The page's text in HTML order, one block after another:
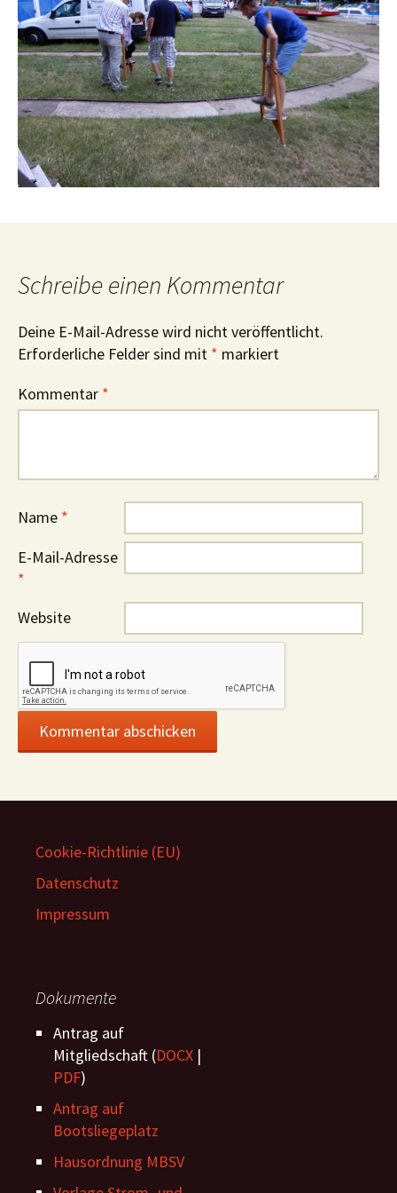
Schreibe einen Kommentar
Deine E-Mail-Adresse wird nicht veröffentlicht.
Erforderliche Felder sind mit * markiert
Kommentar *
Name *
E-Mail-Adresse
*
Website
Cookie-Richtlinie (EU)
Datenschutz
Impressum
Dokumente
Antrag auf
Mitgliedschaft (DOCX |
PDF)
Antrag auf
Bootsliegeplatz
Hausordnung MBSV